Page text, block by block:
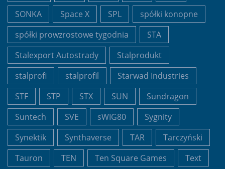
SONKA
Space X SPL
spółki konopne
spółki prowzrostowe tygodnia
STA
Stalexport Autostrady
Stalprodukt
stalprofi
stalprofil
Starwad Industries
STF
STP STX SUN
Sundragon
Suntech
SVE sWIG80
Sygnity
Synektik
Synthaverse TAR
Tarczyński
Tauron
TEN Ten Square Games
Text